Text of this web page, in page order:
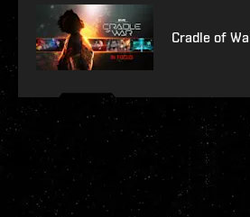
Cradle of